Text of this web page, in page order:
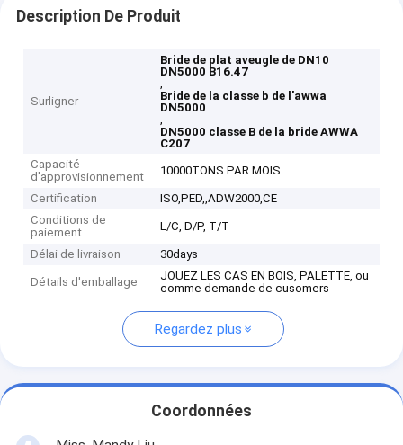
Description De Produit
Surligner
Bride de plat aveugle de DN10
DN5000 B16.47
,
Bride de la classe b de l'awwa
DN5000
,
DN5000 classe B de la bride AWWA
C207
Capacité
d'approvisionnement
10000TONS PAR MOIS
Certification
ISO,PED,,ADW2000,CE
Conditions de
paiement
L/C, D/P, T/T
Délai de livraison 30days
Détails d'emballage
JOUEZ LES CAS EN BOIS, PALETTE, ou
comme demande de cusomers
Regardez plus
Coordonnées